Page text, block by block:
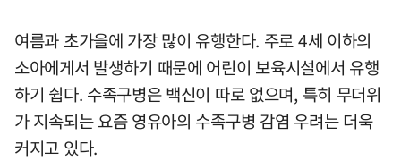
여름과 초가을에 가장 많이 유행한다. 주로 4세 이하의
소아에게서 발생하기 때문에 어린이 보육시설에서 유행
하기 쉽다. 수족구병은 백신이 따로 없으며, 특히 무더위
가 지속되는 요즘 영유아의 수족구병 감염 우려는 더욱
커지고 있다.